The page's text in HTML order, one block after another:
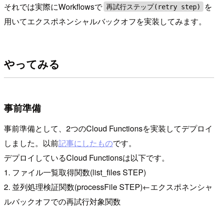
それでは実際にWorkflowsで 再試行ステップ(retry step)
を
用いてエクスポネンシャルバックオフを実装してみます。
やってみる
事前準備
事前準備として、2つのCloud Functionsを実装してデプロイ
しました。以前記事にしたものです。
デプロイしているCloud Functionsは以下です。
1. ファイル一覧取得関数(list_files STEP)
2. 並列処理検証関数(processFile STEP)←エクスポネンシャ
ルバックオフでの再試行対象関数